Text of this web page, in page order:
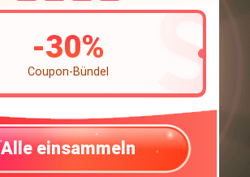
-30%
Coupon-Bündel
Alle einsammeln